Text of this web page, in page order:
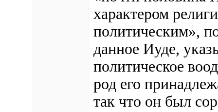
характером
политическим»,
данное Иуде,
политическое
род его
так что он был